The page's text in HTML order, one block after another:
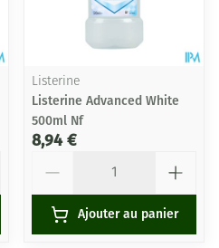
Listerine
Listerine Advanced White
500ml Nf
8,94 €
Ajouter au panier